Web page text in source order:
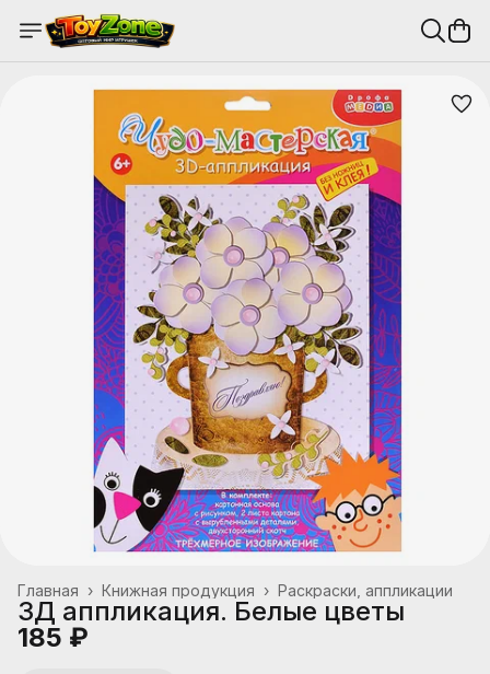
Раскраски, аппликации
Книжная продукция ›
Главная ›
3Д аппликация. Белые цветы
185 ₽